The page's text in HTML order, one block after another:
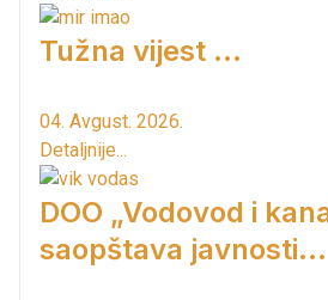
Tužna vijest ...
04. Avgust. 2026.
Detaljnije...
DOO „Vodovod i
saopštava javnosti...